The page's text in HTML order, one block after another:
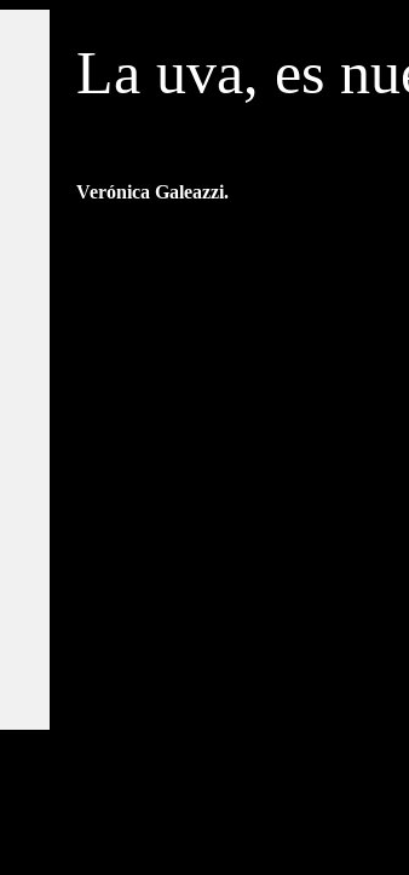
La uva, es
Verónica Galeazzi.